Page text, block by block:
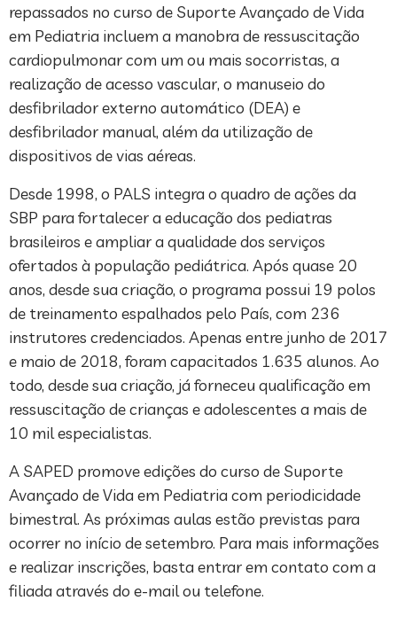
repassados no curso de Suporte Avançado de Vida
em Pediatria incluem a manobra de ressuscitação
cardiopulmonar com um ou mais socorristas, a
realização de acesso vascular, o manuseio do
desfibrilador externo automático (DEA) e
desfibrilador manual, além da utilização de
dispositivos de vias aéreas.
Desde 1998, o PALS integra o quadro de ações da
SBP para fortalecer a educação dos pediatras
brasileiros e ampliar a qualidade dos serviços
ofertados à população pediátrica. Após quase 20
anos, desde sua criação, o programa possui 19 polos
de treinamento espalhados pelo País, com 236
instrutores credenciados. Apenas entre junho de 2017
e maio de 2018, foram capacitados 1.635 alunos. Ao
todo, desde sua criação, já forneceu qualificação em
ressuscitação de crianças e adolescentes a mais de
10 mil especialistas.
A SAPED promove edições do curso de Suporte
Avançado de Vida em Pediatria com periodicidade
bimestral. As próximas aulas estão previstas para
ocorrer no início de setembro. Para mais informações
e realizar inscrições, basta entrar em contato com a
filiada através do e-mail ou telefone.